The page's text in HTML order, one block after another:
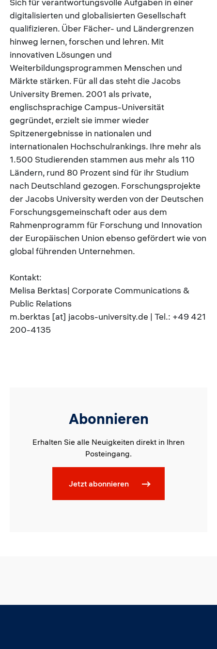
digitalisierten und globalisierten Gesellschaft
qualifizieren. Über Fächer- und Ländergrenzen
hinweg lernen, forschen und lehren. Mit
innovativen Lösungen und
Weiterbildungsprogrammen Menschen und
Märkte stärken. Für all das steht die Jacobs
University Bremen. 2001 als private,
englischsprachige Campus-Universität
gegründet, erzielt sie immer wieder
Spitzenergebnisse in nationalen und
internationalen Hochschulrankings. Ihre mehr als
1.500 Studierenden stammen aus mehr als 110
Ländern, rund 80 Prozent sind für ihr Studium
nach Deutschland gezogen. Forschungsprojekte
der Jacobs University werden von der Deutschen
Forschungsgemeinschaft oder aus dem
Rahmenprogramm für Forschung und Innovation
der Europäischen Union ebenso gefördert wie von
global führenden Unternehmen.
Kontakt:
Melisa Berktas| Corporate Communications &
Public Relations
m.berktas [at] jacobs-university.de | Tel.: +49 421
200-4135
Abonnieren
Erhalten Sie alle Neuigkeiten direkt in Ihren
Posteingang.
Jetzt abonnieren